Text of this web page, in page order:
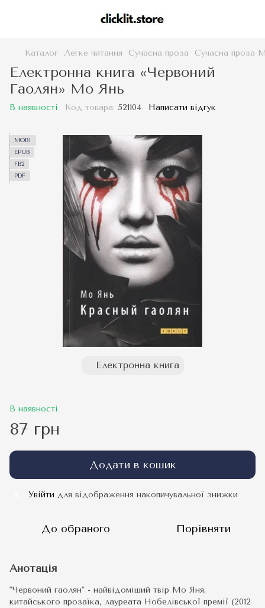
Каталог Легке читання Сучасна проза Сучасна проза
Електронна книга «Червоний
Гаолян» Мо Янь
В наявності Код товара: 521104 Написати відгук
MOBI
EPUB
FB2
PDF
Електронна книга
В наявності
87 грн
Додати в кошик
Увійти для відображення накопичувальної знижки
До обраного Порівняти
Анотація
"Червоний гаолян" - найвідоміший твір Мо Яня,
китайського прозаїка, лауреата Нобелівської премії (2012